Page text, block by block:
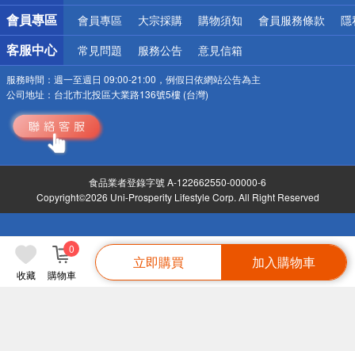
收藏 購物車
0
立即購買 加入購物車
會員專區 會員專區 大宗採購 購物須知 會員服務條款 隱
客服中心 常見問題 服務公告 意見信箱
服務時間： 週一至週日 09:00-21:00，例假日依網站公告為主
公司地址： 台北市北投區大業路136號5樓 (台灣)
食品業者登錄字號 A-122662550-00000-6
Copyright©2026 Uni-Prosperity Lifestyle Corp. All Right Reserved